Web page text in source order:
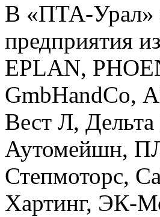
В «ПТА-Урал»
предприятия
EPLAN,
Вест Л,
Аутомейшн,
Степмоторс,
Хартинг, ЭК-